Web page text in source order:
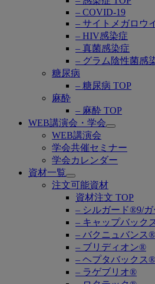
– COVID-19
– サイトメガロウ
– HIV感染症
– 真菌感染症
– グラム陰性菌感
糖尿病
– 糖尿病 TOP
麻酔
– 麻酔 TOP
WEB講演会・学会
Open
WEB講演会
学会共催セミナー
学会カレンダー
資材一覧
Open
submenu
注文可能資材
資材注文 TOP
– シルガード®9/
– キャップバック
– バクニュバンス®
– ブリディオン®
– ヘプタバックス
– ラゲブリオ®